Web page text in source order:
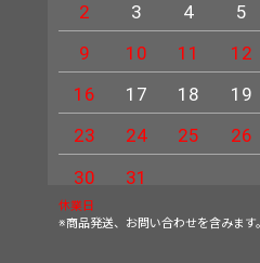
2
3 4 5
9
10 11 12
16
17 18 19
23
24 25 26
30
31
休業日
※商品発送、お問い合わせを含みます。